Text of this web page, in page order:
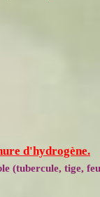
d'hydrogène.
(tubercule, tige,